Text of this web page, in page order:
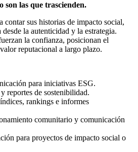
son las que trascienden.
contar sus historias de impacto social,
la autenticidad y la estrategia.
la confianza, posicionan el
reputacional a largo plazo.
para iniciativas ESG.
reportes de sostenibilidad.
rankings e informes
comunitario y comunicación
para proyectos de impacto social o